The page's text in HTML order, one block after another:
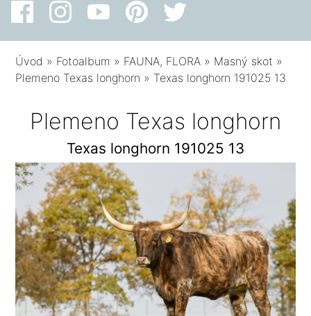
Úvod » Fotoalbum » FAUNA, FLORA » Masný skot »
Plemeno Texas longhorn » Texas longhorn 191025 13
Plemeno Texas longhorn
Texas longhorn 191025 13